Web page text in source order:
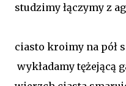
studzimy łączymy z
ciasto kroimy na pół
wykładamy tężejącą